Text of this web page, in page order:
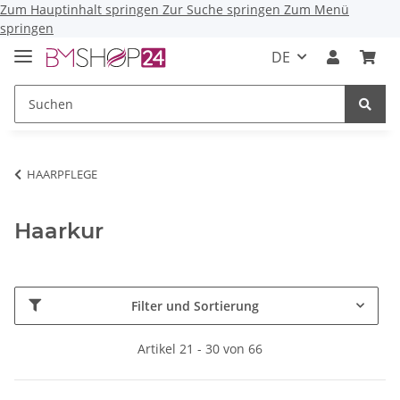
Zum Hauptinhalt springen Zur Suche springen Zum Menü
springen
DE
HAARPFLEGE
Haarkur
Filter und Sortierung
Artikel 21 - 30 von 66